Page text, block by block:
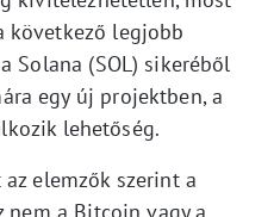
következő legjobb
Solana (SOL) sikeréből
egy új projektben, a
lehetőség.
elemzők szerint a
a Bitcoin vagy a